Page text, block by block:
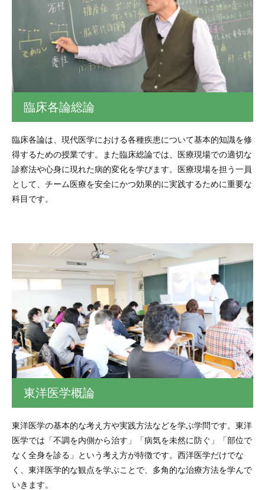
臨床各論総論
臨床各論は、現代医学における各種疾患について基本的知識を修
得するための授業です。また臨床総論では、医療現場での適切な
診察法や心身に現れた病的変化を学びます。医療現場を担う一員
として、チーム医療を安全にかつ効果的に実践するために重要な
科目です。
東洋医学概論
東洋医学の基本的な考え方や実践方法などを学ぶ学問です。東洋
医学では「不調を内側から治す」「病気を未然に防ぐ」「部位で
なく全身を診る」という考え方が特徴です。西洋医学だけでな
く、東洋医学的な観点を学ぶことで、多角的な治療方法を学んで
いきます。